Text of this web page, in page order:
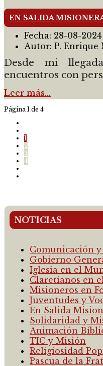
EN SALIDA
Fecha: 28-08-2024
Autor: P. Enrique
Desde mi
encuentros con
Leer más…
Página 1 de 4
1
2
3
4
NOTICIAS
Comunicación
Gobierno
Iglesia en el
Claretianos en
Misioneros en
Juventudes y
En Salida
Solidaridad y
Animación
TIC y Misión
Religiosidad
Pascua de la